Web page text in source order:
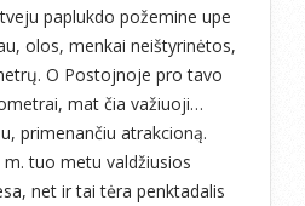
paplukdo požemine upe
olos, menkai neištyrinėtos,
O Postojnoje pro tavo
mat čia važiuoji…
primenančiu atrakcioną.
tuo metu valdžiusios
net ir tai tėra penktadalis